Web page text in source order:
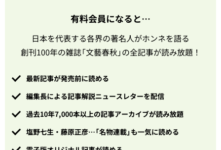
有料会員になると…
日本を代表する各界の著名人がホンネを語る
創刊100年の雑誌「文藝春秋」の全記事が読み放題！
最新記事が発売前に読める
編集長による記事解説ニュースレターを配信
過去10年7,000本以上の記事アーカイブが読み放題
塩野七生・藤原正彦…「名物連載」も一気に読める